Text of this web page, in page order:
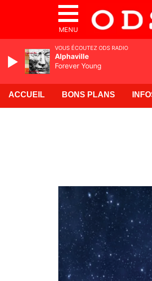
MENU
ACCUEIL BONS PLANS
VOUS ÉCOUTEZ ODS RADIO
Alphaville
Forever Young